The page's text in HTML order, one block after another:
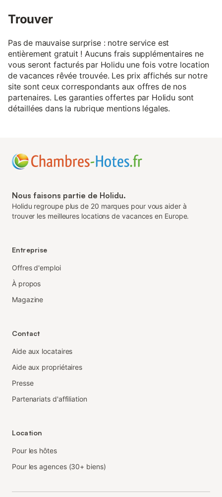
Trouver
Pas de mauvaise surprise : notre service est
entièrement gratuit ! Aucuns frais supplémentaires ne
vous seront facturés par Holidu une fois votre location
de vacances rêvée trouvée. Les prix affichés sur notre
site sont ceux correspondants aux offres de nos
partenaires. Les garanties offertes par Holidu sont
détaillées dans la rubrique mentions légales.
Nous faisons partie de Holidu.
Holidu regroupe plus de 20 marques pour vous aider à
trouver les meilleures locations de vacances en Europe.
Entreprise
Offres d'emploi
À propos
Magazine
Contact
Aide aux locataires
Aide aux propriétaires
Presse
Partenariats d'affiliation
Location
Pour les hôtes
Pour les agences (30+ biens)